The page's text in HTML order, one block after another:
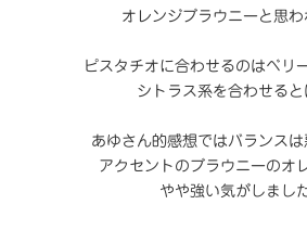
オレンジブラウニーと思
ピスタチオに合わせるのはベリ
シトラス系を合わせると
あゆさん的感想ではバランス
アクセントのブラウニーのオ
やや強い気がしました